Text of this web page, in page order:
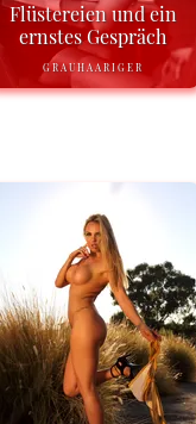
Flüstereien und ein
ernstes Gespräch
GRAUHAARIGER